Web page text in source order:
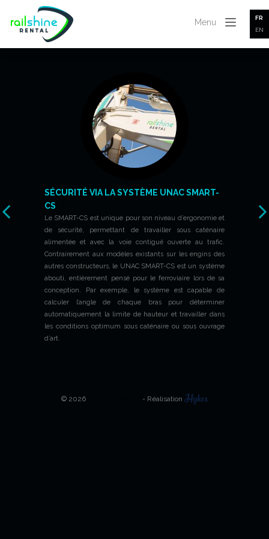
Menu
FR
EN
SÉCURITÉ VIA LA SYSTÈME UNAC SMART-
CS
Le SMART-CS est unique pour son niveau d’ergonomie et
de sécurité, permettant de travailler sous caténaire
alimentée et avec la voie contiguë ouverte au trafic.
Contrairement aux modèles existants sur les engins des
autres constructeurs, le UNAC SMART-CS est un système
abouti, entièrement pensé pour le ferroviaire lors de sa
conception. Par exemple, le système est capable de
calculer l’angle de chaque bras pour déterminer
automatiquement la limite de hauteur et travailler dans
les conditions optimum sous caténaire ou sous ouvrage
d’art.
© 2026 - Réalisation